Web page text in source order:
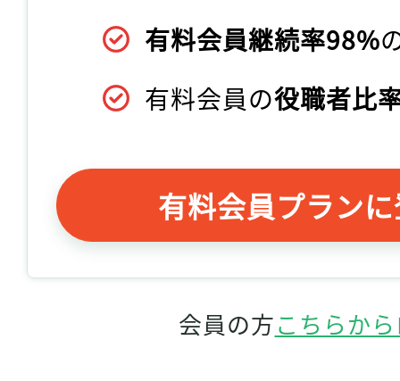
有料会員継続率98%
有料会員の役職者比
有料会員プラン
会員の方こちらか